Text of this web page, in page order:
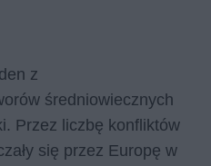
z
średniowiecznych
Przez liczbę konfliktów
się przez Europę w